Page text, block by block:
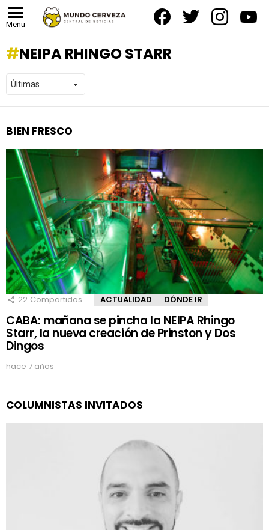
Menu
NEIPA RHINGO STARR
BIEN FRESCO
22 Compartidos ACTUALIDAD DÓNDE IR
CABA: mañana se pincha la NEIPA Rhingo
Starr, la nueva creación de Prinston y Dos
Dingos
hace 7 años
COLUMNISTAS INVITADOS